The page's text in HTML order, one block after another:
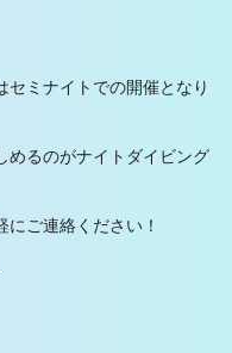
セミナイトでの開催となり
めるのがナイトダイビング
ご連絡ください！